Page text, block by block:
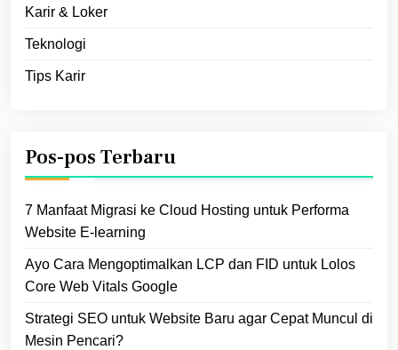
Karir & Loker
Teknologi
Tips Karir
Pos-pos Terbaru
7 Manfaat Migrasi ke Cloud Hosting untuk Performa
Website E‑learning
Ayo Cara Mengoptimalkan LCP dan FID untuk Lolos
Core Web Vitals Google
Strategi SEO untuk Website Baru agar Cepat Muncul di
Mesin Pencari?